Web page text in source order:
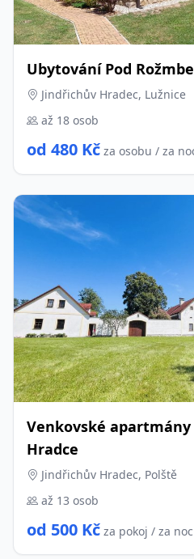
Ubytování Pod
Jindřichův Hradec, Lužnice
až 18 osob
od 480 Kč za osobu / za
Venkovské apartmány
Hradce
Jindřichův Hradec, Polště
až 13 osob
od 500 Kč za pokoj / za noc